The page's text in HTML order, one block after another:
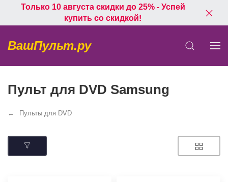
Только 10 августа скидки до 25% - Успей
купить со скидкой!
ВашПульт.ру
Пульт для DVD Samsung
Пульты для DVD